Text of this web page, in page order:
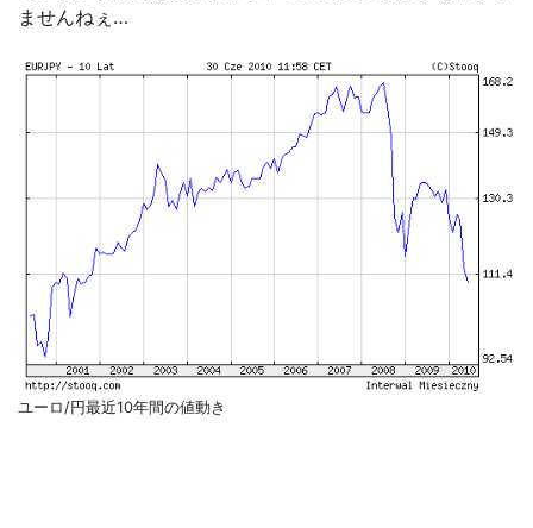
ませんねぇ…
ユーロ/円最近10年間の値動き